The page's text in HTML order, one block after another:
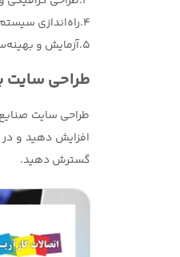
4.راه‌اندازی سیستم‌های پرداخت و سفارش آنلاین: اگر قصد فروش محصولات و خدمات به‌صورت آنلاین را دارید، باید سیستم‌های پرداخت آنلاین و سفارش آنلاین را به سایت خود اضافه کنید.
5.آزمایش و بهینه‌سازی سایت: پس از تکمیل طراحی، سایت باید تست شود و مشکلات احتمالی برطرف گردد. همچنین، بهینه‌سازی سرعت بارگذاری و سئو سایت ضروری است.
طراحی سایت
طراحی سایت
افزایش دهید و
گسترش دهید.